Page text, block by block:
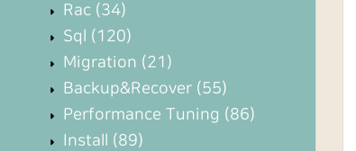
Rac (34)
Sql (120)
Migration (21)
Backup&Recover (55)
Performance Tuning (86)
Install (89)